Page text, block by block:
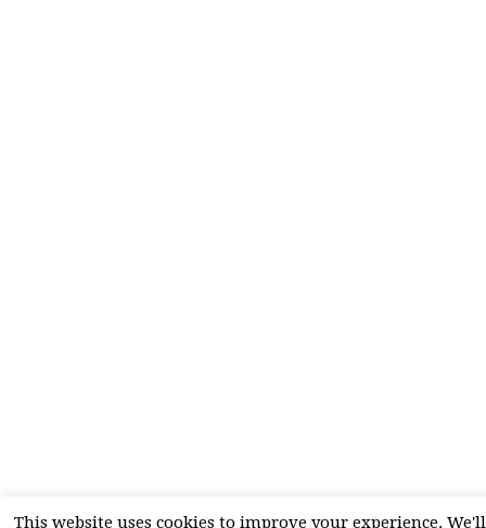
This website uses cookies to improve your experience.